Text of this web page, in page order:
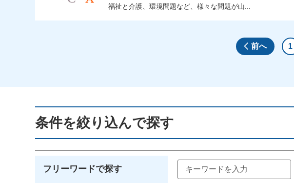
福祉と介護、環境問題など、様々な問題が山...
前へ 1
条件を絞り込んで探す
フリーワードで探す